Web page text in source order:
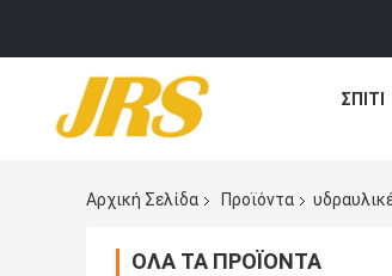
ΣΠΊΤΙ
Αρχική Σελίδα Προϊόντα
ΌΛΑ ΤΑ ΠΡΟΪΌΝΤΑ